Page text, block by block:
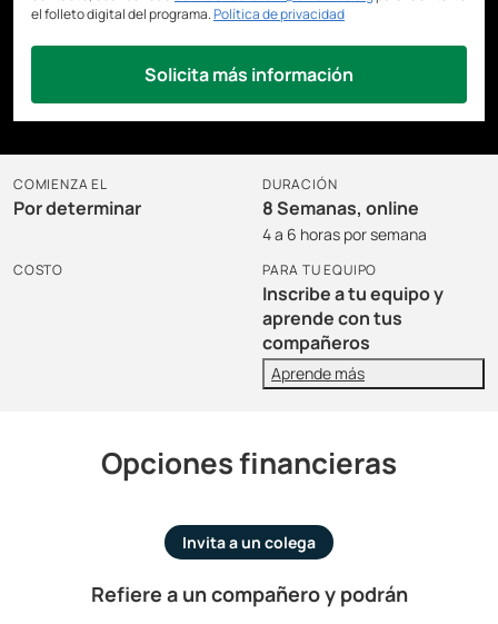
el folleto digital del programa.Política de privacidad
Solicita más información
COMIENZA EL
Por determinar
DURACIÓN
8 Semanas, online
4 a 6 horas por semana
COSTO PARA TU EQUIPO
Inscribe a tu equipo y
aprende con tus
compañeros
Aprende más
Opciones financieras
Invita a un colega
Refiere a un compañero y podrán